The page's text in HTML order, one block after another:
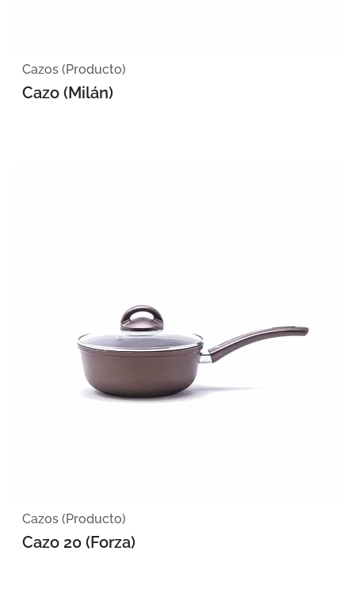
Cazos (Producto)
Cazo (Milán)
Cazos (Producto)
Cazo 20 (Forza)